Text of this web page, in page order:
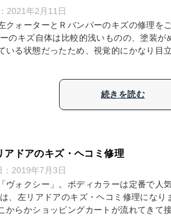
2021年2月11日
クォーターとＲバンパーのキズの修理を
のキズ自体は比較的浅いものの、塗装が
いる状態だったため、視覚的にかなり目
続きを読む
ドアのキズ・ヘコミ修理
2019年7月3日
ヴォクシー」。ボディカラーは定番で人
、左リアドアのキズ・ヘコミ修理になり
からかショッピングカートが流れてきて